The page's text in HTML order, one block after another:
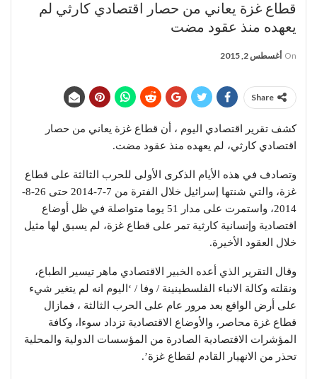
قطاع غزة يعاني من حصار اقتصادي كارثي لم
يعهده منذ عقود مضت
On أغسطس 2, 2015
Share
كشف تقرير اقتصادي اليوم ، أن قطاع غزة يعاني من حصار
اقتصادي كارثي، لم يعهده منذ عقود مضت.
وتصادف في هذه الأيام الذكرى الأولى للحرب الثالثة على قطاع
غزة، والتي شنتها إسرائيل خلال الفترة من 7-7-2014 حتى 26-8-
2014، واستمرت على مدار 51 يوما متواصلة في ظل أوضاع
اقتصادية وإنسانية كارثية تمر على قطاع غزة، لم يسبق لها مثيل
خلال العقود الأخيرة.
وقال التقرير الذي أعده الخبير الاقتصادي ماهر تيسير الطباع،
ونقلته وكالة الانباء الفلسطينينة / وفا / ‘اليوم انه لم يتغير شيء
على أرض الواقع بعد مرور عام على الحرب الثالثة ، فمازال
قطاع غزة محاصر، والأوضاع الاقتصادية تزداد سوءا، وكافة
المؤشرات الاقتصادية الصادرة من المؤسسات الدولية والمحلية
تحذر من الانهيار القادم لقطاع غزة’.